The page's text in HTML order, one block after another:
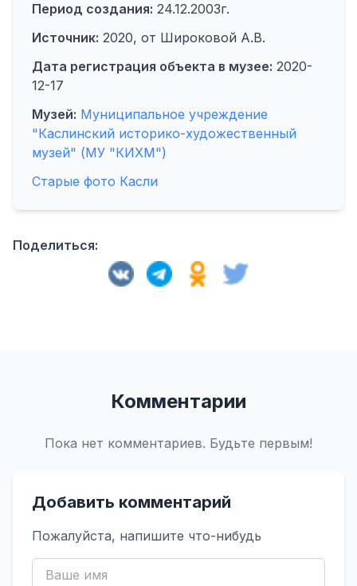
Период создания: 24.12.2003г.
Источник: 2020, от Широковой А.В.
Дата регистрация объекта в музее: 2020-
12-17
Музей: Муниципальное учреждение
"Каслинский историко-художественный
музей" (МУ "КИХМ")
Старые фото Касли
Поделиться:
Комментарии
Пока нет комментариев. Будьте первым!
Добавить комментарий
Пожалуйста, напишите что-нибудь